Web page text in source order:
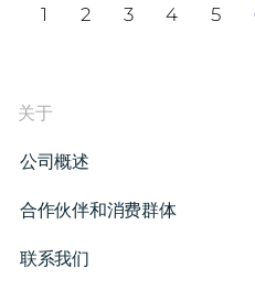
1 2 3 4 5
关于
公司概述
合作伙伴和消费群体
联系我们